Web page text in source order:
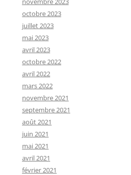
octobre 2023
juillet 2023
mai 2023
avril 2023
octobre 2022
avril 2022
mars 2022
novembre 2021
septembre 2021
août 2021
juin 2021
mai 2021
avril 2021
février 2021